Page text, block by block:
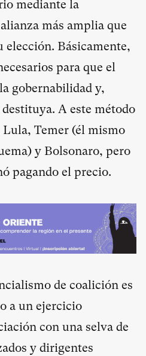
mediante la
más amplia que
elección. Básicamente,
para que el
gobernabilidad y,
A este método
Temer (él mismo
y Bolsonaro, pero
pagando el precio.
de coalición es
a un ejercicio
con una selva de
y dirigentes